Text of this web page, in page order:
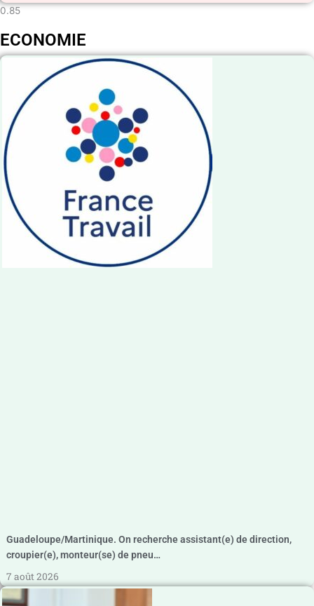
ECONOMIE
Guadeloupe/Martinique. On recherche assistant(e) de direction,
croupier(e), monteur(se) de pneu…
7 août 2026